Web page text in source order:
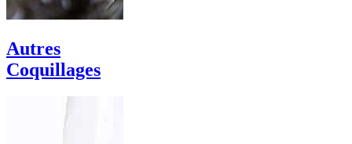
Autres
Coquillages